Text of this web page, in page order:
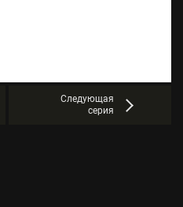
Следующая
серия